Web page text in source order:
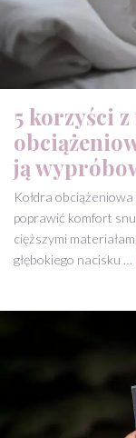
5 korzyści
ją
Kołdra
poprawić komfort
cięższymi
głębokiego nacisku …